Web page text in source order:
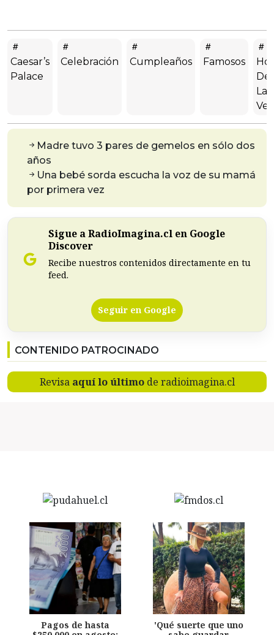
Caesar’s
Palace
Celebración Cumpleaños Famosos
De
Las
Madre tuvo 3 pares de gemelos en sólo dos
años
Una bebé sorda escucha la voz de su mamá
por primera vez
Sigue a RadioImagina.cl en Google
Discover
Recibe nuestros contenidos directamente en tu
feed.
Seguir en Google
CONTENIDO PATROCINADO
Revisa aquí lo últimode radioimagina.cl
Pagos de hasta
'Qué suerte que uno